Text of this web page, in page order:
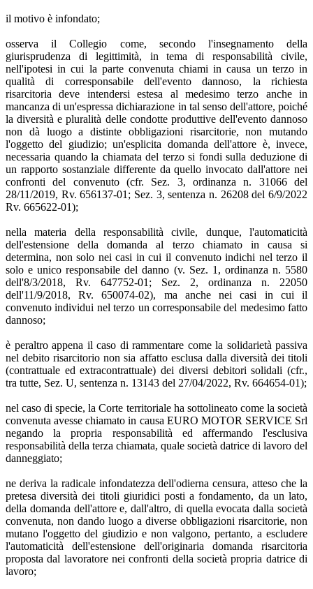
il motivo è infondato;
osserva il Collegio come, secondo l'insegnamento della
giurisprudenza di legittimità, in tema di responsabilità civile,
nell'ipotesi in cui la parte convenuta chiami in causa un terzo in
qualità di corresponsabile dell'evento dannoso, la richiesta
risarcitoria deve intendersi estesa al medesimo terzo anche in
mancanza di un'espressa dichiarazione in tal senso dell'attore, poiché
la diversità e pluralità delle condotte produttive dell'evento dannoso
non dà luogo a distinte obbligazioni risarcitorie, non mutando
l'oggetto del giudizio; un'esplicita domanda dell'attore è, invece,
necessaria quando la chiamata del terzo si fondi sulla deduzione di
un rapporto sostanziale differente da quello invocato dall'attore nei
confronti del convenuto (cfr. Sez. 3, ordinanza n. 31066 del
28/11/2019, Rv. 656137-01; Sez. 3, sentenza n. 26208 del 6/9/2022
Rv. 665622-01);
nella materia della responsabilità civile, dunque, l'automaticità
dell'estensione della domanda al terzo chiamato in causa si
determina, non solo nei casi in cui il convenuto indichi nel terzo il
solo e unico responsabile del danno (v. Sez. 1, ordinanza n. 5580
dell'8/3/2018, Rv. 647752-01; Sez. 2, ordinanza n. 22050
dell'11/9/2018, Rv. 650074-02), ma anche nei casi in cui il
convenuto individui nel terzo un corresponsabile del medesimo fatto
dannoso;
è peraltro appena il caso di rammentare come la solidarietà passiva
nel debito risarcitorio non sia affatto esclusa dalla diversità dei titoli
(contrattuale ed extracontrattuale) dei diversi debitori solidali (cfr.,
tra tutte, Sez. U, sentenza n. 13143 del 27/04/2022, Rv. 664654-01);
nel caso di specie, la Corte territoriale ha sottolineato come la società
convenuta avesse chiamato in causa EURO MOTOR SERVICE Srl
negando la propria responsabilità ed affermando l'esclusiva
responsabilità della terza chiamata, quale società datrice di lavoro del
danneggiato;
ne deriva la radicale infondatezza dell'odierna censura, atteso che la
pretesa diversità dei titoli giuridici posti a fondamento, da un lato,
della domanda dell'attore e, dall'altro, di quella evocata dalla società
convenuta, non dando luogo a diverse obbligazioni risarcitorie, non
mutano l'oggetto del giudizio e non valgono, pertanto, a escludere
l'automaticità dell'estensione dell'originaria domanda risarcitoria
proposta dal lavoratore nei confronti della società propria datrice di
lavoro;